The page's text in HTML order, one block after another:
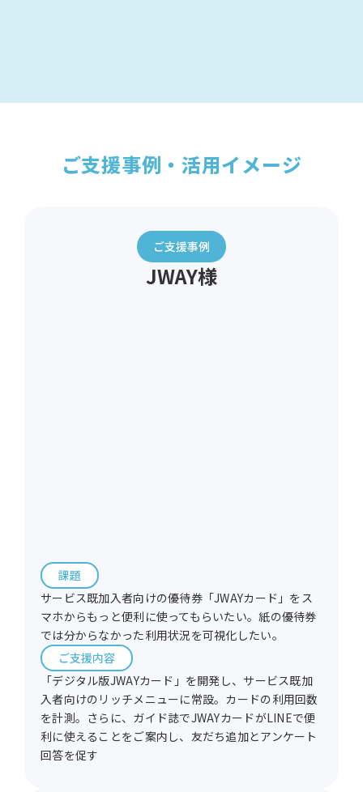
ご支援事例・活用イメージ
ご支援事例
JWAY様
課題
サービス既加入者向けの優待券「JWAYカード」をス
マホからもっと便利に使ってもらいたい。紙の優待券
では分からなかった利用状況を可視化したい。
ご支援内容
「デジタル版JWAYカード」を開発し、サービス既加
入者向けのリッチメニューに常設。カードの利用回数
を計測。さらに、ガイド誌でJWAYカードがLINEで便
利に使えることをご案内し、友だち追加とアンケート
回答を促す